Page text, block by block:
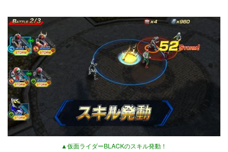
▲仮面ライダーBLACKのスキル発動！